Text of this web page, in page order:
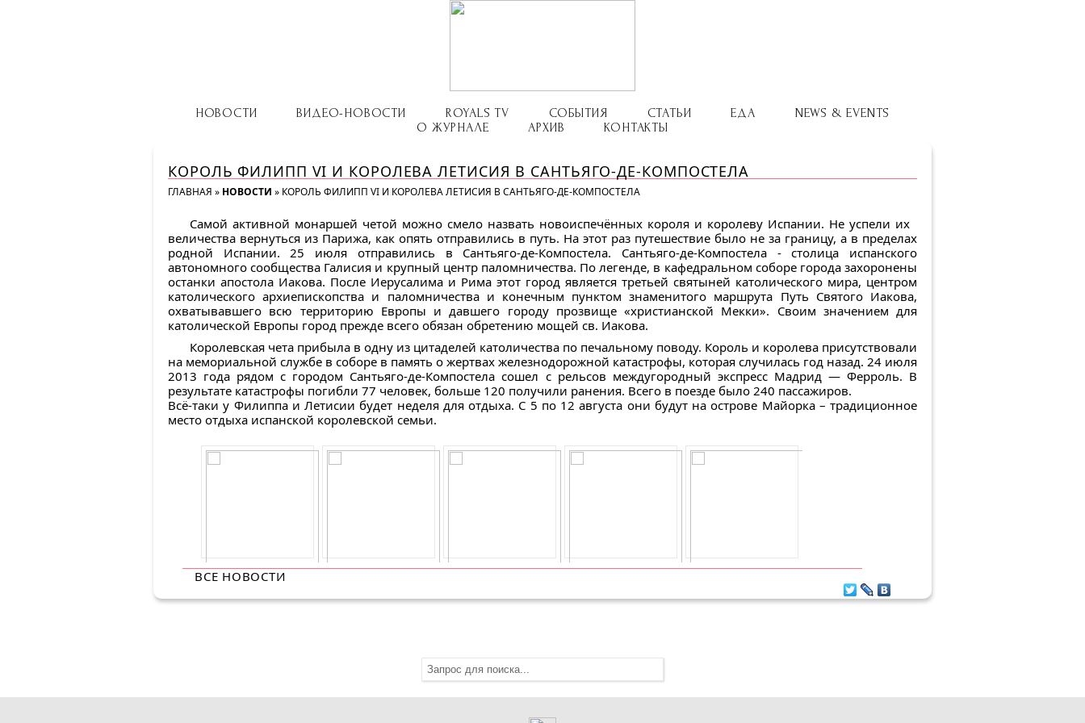
НОВОСТИ ВИДЕО-НОВОСТИ ROYALS TV СОБЫТИЯ СТАТЬИ ЕДА
NEWS & EVENTS
О ЖУРНАЛЕ
АРХИВ КОНТАКТЫ
КОРОЛЬ ФИЛИПП VI И КОРОЛЕВА ЛЕТИСИЯ В САНТЬЯГО-ДЕ-КОМПОСТЕЛА
ГЛАВНАЯ » НОВОСТИ » КОРОЛЬ ФИЛИПП VI И КОРОЛЕВА ЛЕТИСИЯ В САНТЬЯГО-ДЕ-КОМПОСТЕЛА
Самой активной монаршей четой можно смело назвать новоиспечённых короля и королеву Испании. Не успели их
величества вернуться из Парижа, как опять отправились в путь. На этот раз путешествие было не за границу, а в пределах
родной Испании. 25 июля отправились в Сантьяго-де-Компостела. Сантьяго-де-Компостела - столица испанского
автономного сообщества Галисия и крупный центр паломничества. По легенде, в кафедральном соборе города захоронены
останки апостола Иакова. После Иерусалима и Рима этот город является третьей святыней католического мира, центром
католического архиепископства и паломничества и конечным пунктом знаменитого маршрута Путь Святого Иакова,
охватывавшего всю территорию Европы и давшего городу прозвище «христианской Мекки». Своим значением для
католической Европы город прежде всего обязан обретению мощей св. Иакова.
Королевская чета прибыла в одну из цитаделей католичества по печальному поводу. Король и королева присутствовали
на мемориальной службе в соборе в память о жертвах железнодорожной катастрофы, которая случилась год назад. 24 июля
2013 года рядом с городом Сантьяго-де-Компостела сошел с рельсов междугородный экспресс Мадрид — Ферроль. В
результате катастрофы погибли 77 человек, больше 120 получили ранения. Всего в поезде было 240 пассажиров.
Всё-таки у Филиппа и Летисии будет неделя для отдыха. С 5 по 12 августа они будут на острове Майорка – традиционное
место отдыха испанской королевской семьи.
ВСЕ НОВОСТИ